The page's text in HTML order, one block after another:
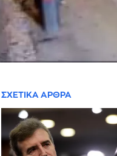
ΣΧΕΤΙΚΑ ΑΡΘΡΑ